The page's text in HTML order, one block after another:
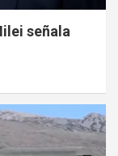
señala